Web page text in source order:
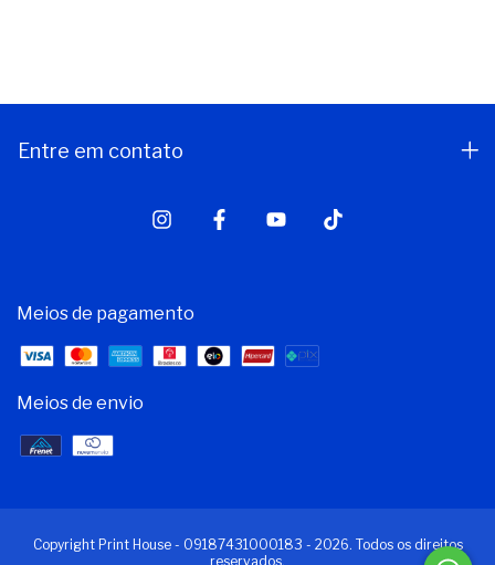
Entre em contato
Meios de pagamento
Meios de envio
Copyright Print House - 09187431000183 - 2026. Todos os direitos
reservados.